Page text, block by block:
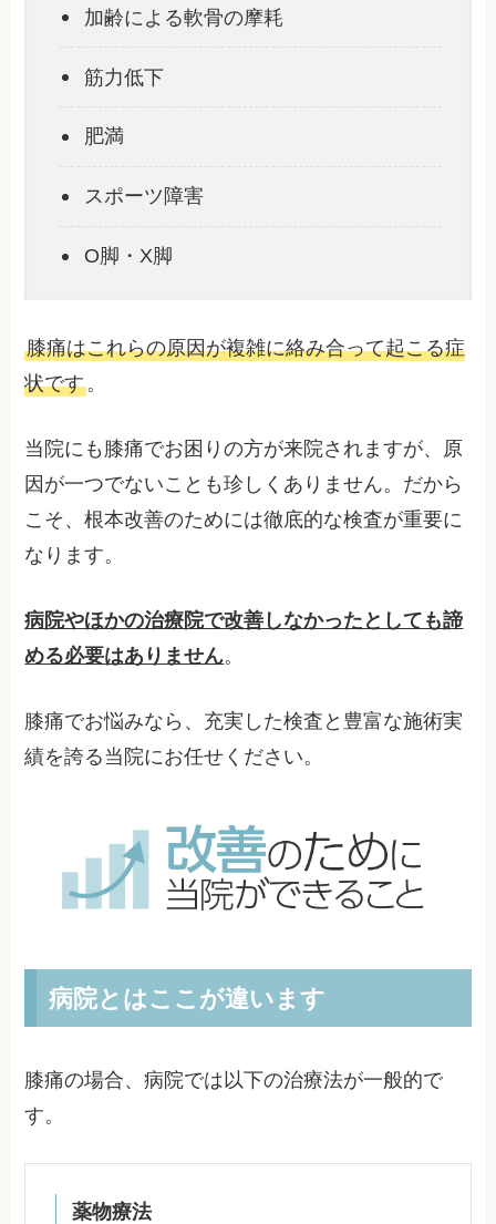
加齢による軟骨の摩耗
筋力低下
肥満
スポーツ障害
O脚・X脚
膝痛はこれらの原因が複雑に絡み合って起こる症
状です。
当院にも膝痛でお困りの方が来院されますが、原
因が一つでないことも珍しくありません。だから
こそ、根本改善のためには徹底的な検査が重要に
なります。
病院やほかの治療院で改善しなかったとしても諦
める必要はありません。
膝痛でお悩みなら、充実した検査と豊富な施術実
績を誇る当院にお任せください。
病院とはここが違います
膝痛の場合、病院では以下の治療法が一般的で
す。
薬物療法